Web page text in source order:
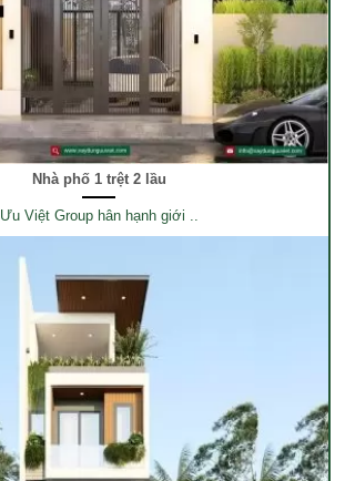
Nhà phố 1 trệt 2 lầu
Ưu Việt Group hân hạnh giới ..